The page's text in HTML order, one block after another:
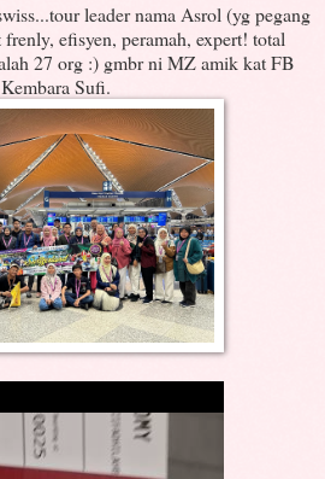
leader nama Asrol (yg pegang
efisyen, peramah, expert! total
27 org :) gmbr ni MZ amik kat FB
Kembara Sufi.